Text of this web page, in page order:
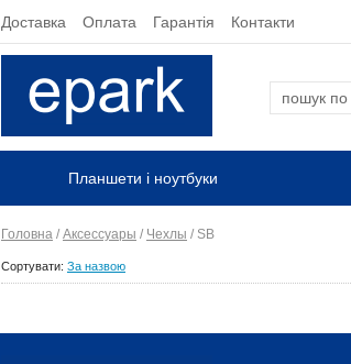
Доставка Оплата Гарантія Контакти
Планшети і ноутбуки
Головна / Аксессуары / Чехлы / SB
Сортувати: За назвою